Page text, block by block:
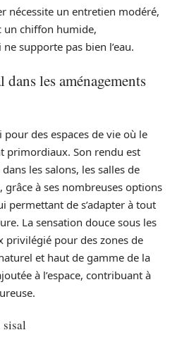
nécessite un entretien modéré,
un chiffon humide,
supporte pas bien l’eau.
dans les aménagements
des espaces de vie où le
primordiaux. Son rendu est
les salons, les salles de
grâce à ses nombreuses options
permettant de s’adapter à tout
La sensation douce sous les
privilégié pour des zones de
et haut de gamme de la
à l’espace, contribuant à